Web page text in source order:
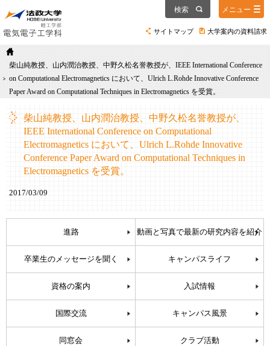
サイトマップ 大学案内の資料請求
検索 メニュー
柴山純教授、山内潤治教授、中野久松名誉教授が、IEEE International Conference
on Computational Electromagnetics において、Ulrich L.Rohde Innovative Conference
Paper Award on Computational Techniques in Electromagnetics を受賞。
柴山純教授、山内潤治教授、中野久松名誉教授が、
IEEE International Conference on Computational
Electromagnetics において、Ulrich L.Rohde Innovative
Conference Paper Award on Computational Techniques in
Electromagnetics を受賞。
2017/03/09
進路 動画と写真で最新の研究内容を紹介
卒業生のメッセージを聞く キャンパスライフ
資格の案内 入試情報
国際交流 キャンパス風景
同窓会 クラブ活動